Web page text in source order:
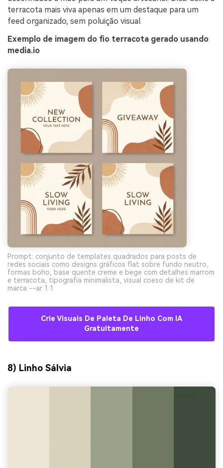
terracota mais viva apenas em um destaque para um
feed organizado, sem poluição visual.
Exemplo de imagem do fio terracota gerado usando
media.io
Prompt: conjunto de templates quadrados para posts de
redes sociais como designs gráficos flat sobre fundo neutro,
formas boho, base quente creme e bege com detalhes marrom
e terracota, tipografia minimalista, visual coeso de kit de
marca --ar 1:1
Crie Visuais De Paleta De Linho Com IA
Gratuitamente
8) Linho Sálvia